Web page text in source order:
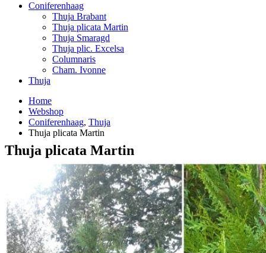
Coniferenhaag
Thuja Brabant
Thuja plicata Martin
Thuja Smaragd
Thuja plic. Excelsa
Columnaris
Cham. Ivonne
Thuja
Home
Webshop
Coniferenhaag, Thuja
Thuja plicata Martin
Thuja plicata Martin